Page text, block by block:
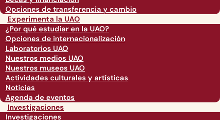
Opciones de transferencia y cambio
Experimenta la UAO
¿Por qué estudiar en la UAO?
Opciones de internacionalización
Laboratorios UAO
Nuestros medios UAO
Nuestros museos UAO
Actividades culturales y artísticas
Noticias
Agenda de eventos
Investigaciones
Investigaciones